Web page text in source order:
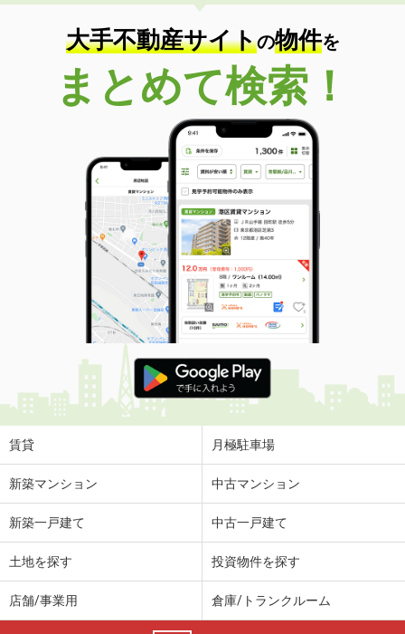
大手不動産サイトの物件を
まとめて検索！
賃貸 月極駐車場
新築マンション 中古マンション
新築一戸建て 中古一戸建て
土地を探す 投資物件を探す
店舗/事業用 倉庫/トランクルーム